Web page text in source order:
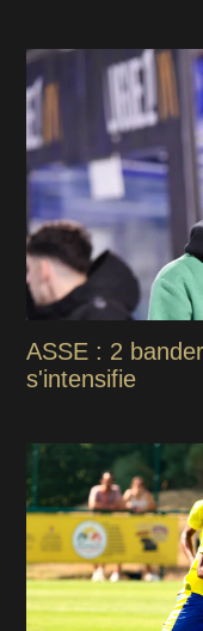
ASSE : 2
s'intensifie